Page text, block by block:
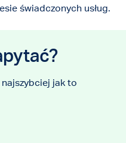
świadczonych usług.
jak to